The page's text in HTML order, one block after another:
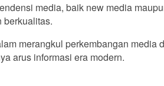
media, baik new media
berkualitas.
merangkul perkembangan
arus informasi era modern.